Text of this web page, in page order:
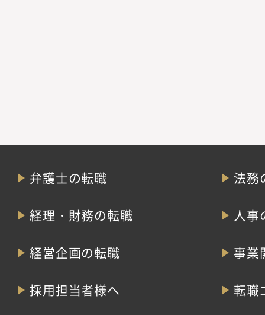
弁護士の転職 法務
経理・財務の転職 人事
経営企画の転職 事業
採用担当者様へ 転職